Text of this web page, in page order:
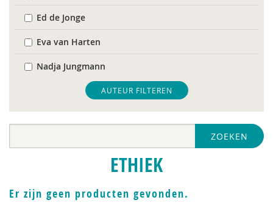
Ed de Jonge
Eva van Harten
Nadja Jungmann
Mariël Kanne
Anne-Ruth van Leeuwen
AUTEUR FILTEREN
ZOEKEN
ETHIEK
Er zijn geen producten gevonden.